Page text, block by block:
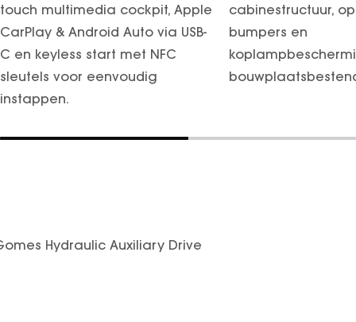
touch multimedia cockpit, Apple
CarPlay & Android Auto via USB-
C en keyless start met NFC
sleutels voor eenvoudig
instappen.
cabinestructuur,
bumpers en